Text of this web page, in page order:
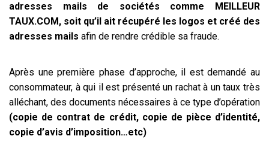
adresses mails de sociétés comme MEILLEUR
TAUX.COM, soit qu’il ait récupéré les logos et créé des
adresses mails afin de rendre crédible sa fraude.
Après une première phase d’approche, il est demandé au
consommateur, à qui il est présenté un rachat à un taux très
alléchant, des documents nécessaires à ce type d’opération
(copie de contrat de crédit, copie de pièce d’identité,
copie d’avis d’imposition…etc)